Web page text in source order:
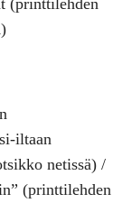
(printtilehden
iltaan
netissä) /
(printtilehden